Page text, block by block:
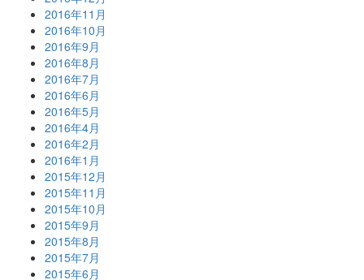
2016年11月
2016年10月
2016年9月
2016年8月
2016年7月
2016年6月
2016年5月
2016年4月
2016年2月
2016年1月
2015年12月
2015年11月
2015年10月
2015年9月
2015年8月
2015年7月
2015年6月